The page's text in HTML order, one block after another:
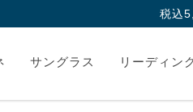
税込
サングラス リーディン